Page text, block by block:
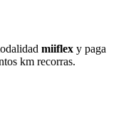
miiflex y paga
km recorras.